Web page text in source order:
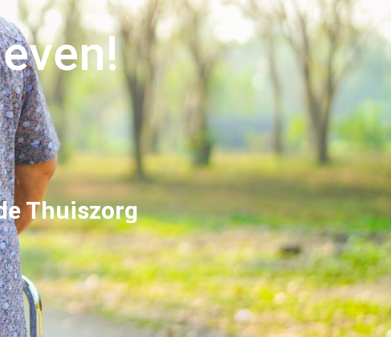
Thuiszorg